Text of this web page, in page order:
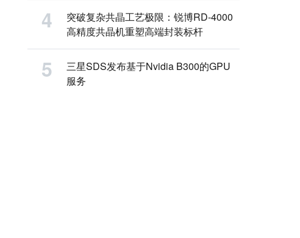
突破复杂共晶工艺极限：锐博RD-4000
高精度共晶机重塑高端封装标杆
三星SDS发布基于Nvidia B300的GPU
服务